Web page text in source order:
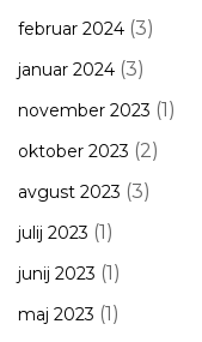
februar 2024 (3)
januar 2024 (3)
november 2023 (1)
oktober 2023 (2)
avgust 2023 (3)
julij 2023 (1)
junij 2023 (1)
maj 2023 (1)